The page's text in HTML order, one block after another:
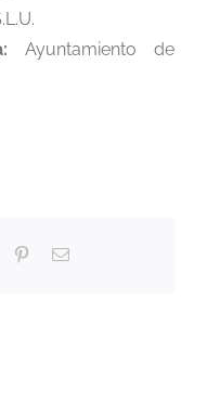
Ayuntamiento de
WhatsApp
PinterestCorreo